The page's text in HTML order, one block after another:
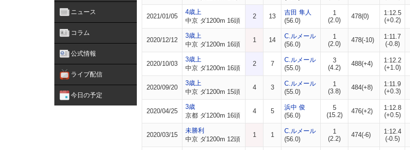
ニュース
コラム
公式情報
ライブ配信
今日の予定
2021/01/05
4歳上
中京 ダ1200m 16頭
2 13
吉田 隼人
(56.0)
1
(2.0)
478(0)
1:12.5
(+0.2)
2020/12/12
3歳上
中京 ダ1200m 16頭
1 14
C.ルメール
(56.0)
1
(2.0)
478(-10)
1:11.7
(-0.8)
2020/10/03
3歳上
中京 ダ1200m 16頭
2 7
C.ルメール
(55.0)
3
(4.2)
488(+4)
1:12.2
(+1.0)
2020/09/20
3歳上
中京 ダ1200m 15頭
4 3
C.ルメール
(55.0)
1
(3.8)
484(+8)
1:11.9
(+0.3)
2020/04/25
3歳
京都 ダ1200m 16頭
4 5
浜中 俊
(56.0)
5
(15.2)
476(+2)
1:12.8
(+0.5)
2020/03/15
未勝利
中京 ダ1200m 12頭
1 1
C.ルメール
(56.0)
1
(2.2)
474(-6)
1:12.4
(-0.5)